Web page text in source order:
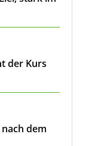
der Kurs
dem